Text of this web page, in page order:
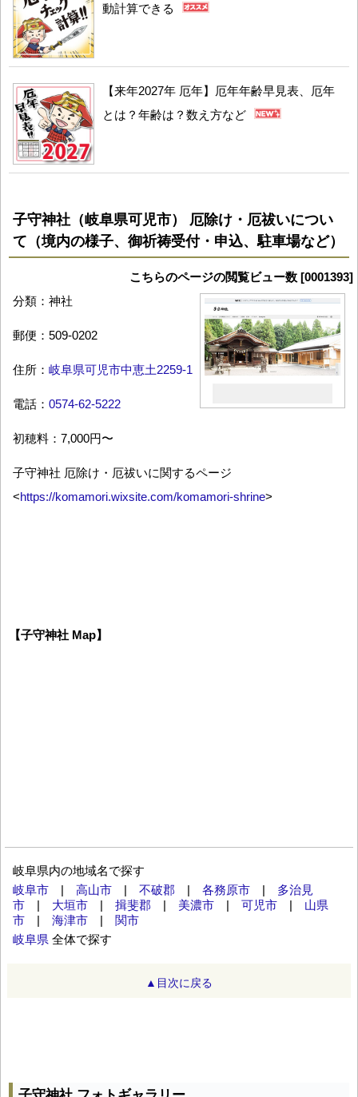
動計算できる
【来年2027年 厄年】厄年年齢早見表、厄年
とは？年齢は？数え方など
子守神社（岐阜県可児市） 厄除け・厄祓いについ
て（境内の様子、御祈祷受付・申込、駐車場など）
こちらのページの閲覧ビュー数 [0001393]
分類：神社
郵便：509-0202
住所： 岐阜県可児市中恵土2259-1
電話： 0574-62-5222
初穂料：7,000円〜
子守神社 厄除け・厄祓いに関するページ
<https://komamori.wixsite.com/komamori-shrine>
【子守神社 Map】
岐阜県内の地域名で探す
岐阜市
高山市 不破郡 各務原市
多治見
市
大垣市 揖斐郡 美濃市 可児市
山県
市
海津市
関市
岐阜県 全体で探す
▲目次に戻る